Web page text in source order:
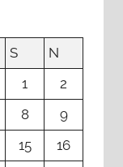
S
N
1
2
8
9
15
16